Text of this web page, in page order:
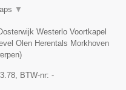
▼
Westerlo Voortkapel
Olen Herentals Morkhoven
)
, BTW-nr: -